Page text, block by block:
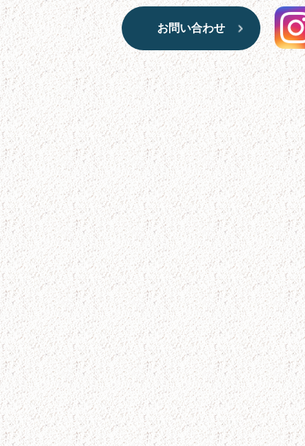
お問い合わせ